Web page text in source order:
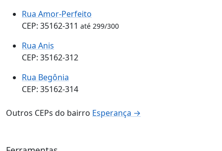
Rua Amor-Perfeito
CEP: 35162-311 até 299/300
Rua Anis
CEP: 35162-312
Rua Begônia
CEP: 35162-314
Outros CEPs do bairro Esperança →